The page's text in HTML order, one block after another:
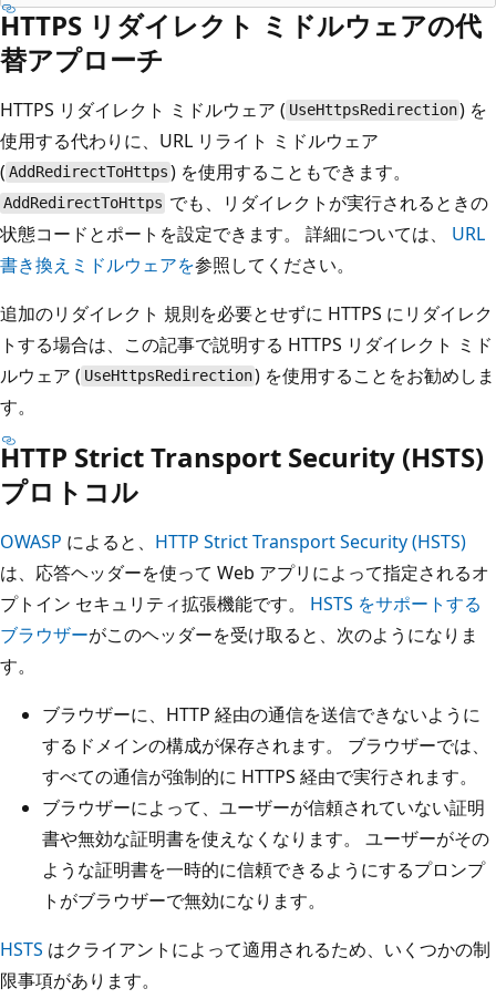
HTTPS リダイレクト ミドルウェアの代
替アプローチ
HTTPS リダイレクト ミドルウェア ( UseHttpsRedirection) を
使用する代わりに、URL リライト ミドルウェア
( AddRedirectToHttps ) を使用することもできます。
AddRedirectToHttps でも、リダイレクトが実行されるときの
状態コードとポートを設定できます。 詳細については、 URL
書き換えミドルウェアを参照してください。
追加のリダイレクト 規則を必要とせずに HTTPS にリダイレク
トする場合は、この記事で説明する HTTPS リダイレクト ミド
ルウェア ( UseHttpsRedirection) を使用することをお勧めしま
す。
HTTP Strict Transport Security (HSTS)
プロトコル
OWASP によると、 HTTP Strict Transport Security (HSTS)
は、応答ヘッダーを使って Web アプリによって指定されるオ
プトイン セキュリティ拡張機能です。 HSTS をサポートする
ブラウザーがこのヘッダーを受け取ると、次のようになりま
す。
ブラウザーに、HTTP 経由の通信を送信できないように
するドメインの構成が保存されます。 ブラウザーでは、
すべての通信が強制的に HTTPS 経由で実行されます。
ブラウザーによって、ユーザーが信頼されていない証明
書や無効な証明書を使えなくなります。 ユーザーがその
ような証明書を一時的に信頼できるようにするプロンプ
トがブラウザーで無効になります。
HSTS はクライアントによって適用されるため、いくつかの制
限事項があります。